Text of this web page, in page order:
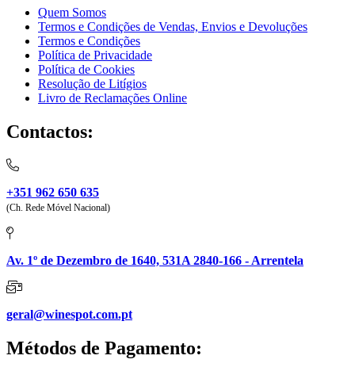
Quem Somos
Termos e Condições de Vendas, Envios e Devoluções
Termos e Condições
Política de Privacidade
Política de Cookies
Resolução de Litígios
Livro de Reclamações Online
Contactos:
+351 962 650 635
(Ch. Rede Móvel Nacional)
Av. 1º de Dezembro de 1640, 531A 2840-166 - Arrentela
geral@winespot.com.pt
Métodos de Pagamento: